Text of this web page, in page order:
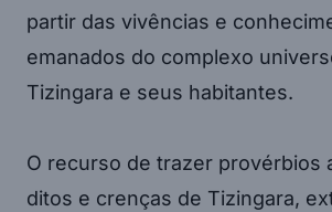
partir das vivências e
emanados do complexo
Tizingara e seus habitantes.
O recurso de trazer provérbios
ditos e crenças de Tizingara,